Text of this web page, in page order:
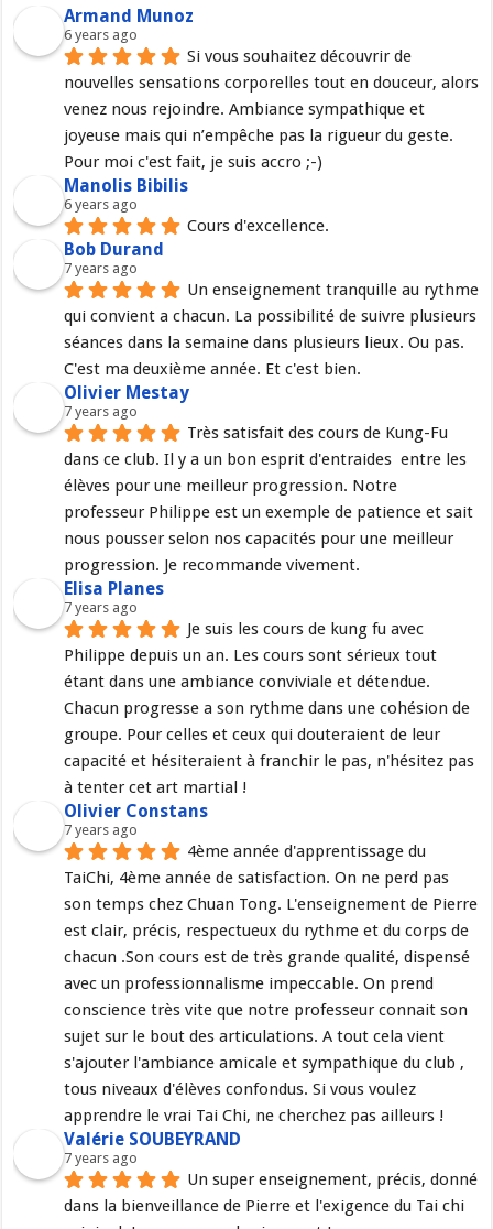
Armand Munoz
6 years ago
Si vous souhaitez découvrir de
nouvelles sensations corporelles tout en douceur, alors
venez nous rejoindre. Ambiance sympathique et
joyeuse mais qui n’empêche pas la rigueur du geste.
Pour moi c'est fait, je suis accro ;-)
Manolis Bibilis
6 years ago
Cours d'excellence.
Bob Durand
7 years ago
Un enseignement tranquille au rythme
qui convient a chacun. La possibilité de suivre plusieurs
séances dans la semaine dans plusieurs lieux. Ou pas.
C'est ma deuxième année. Et c'est bien.
Olivier Mestay
7 years ago
Très satisfait des cours de Kung-Fu
dans ce club. Il y a un bon esprit d'entraides  entre les
élèves pour une meilleur progression. Notre
professeur Philippe est un exemple de patience et sait
nous pousser selon nos capacités pour une meilleur
progression. Je recommande vivement.
Elisa Planes
7 years ago
Je suis les cours de kung fu avec
Philippe depuis un an. Les cours sont sérieux tout
étant dans une ambiance conviviale et détendue.
Chacun progresse a son rythme dans une cohésion de
groupe. Pour celles et ceux qui douteraient de leur
capacité et hésiteraient à franchir le pas, n'hésitez pas
à tenter cet art martial !
Olivier Constans
7 years ago
4ème année d'apprentissage du
TaiChi, 4ème année de satisfaction. On ne perd pas
son temps chez Chuan Tong. L'enseignement de Pierre
est clair, précis, respectueux du rythme et du corps de
chacun .Son cours est de très grande qualité, dispensé
avec un professionnalisme impeccable. On prend
conscience très vite que notre professeur connait son
sujet sur le bout des articulations. A tout cela vient
s'ajouter l'ambiance amicale et sympathique du club ,
tous niveaux d'élèves confondus. Si vous voulez
apprendre le vrai Tai Chi, ne cherchez pas ailleurs !
Valérie SOUBEYRAND
7 years ago
Un super enseignement, précis, donné
dans la bienveillance de Pierre et l'exigence du Tai chi